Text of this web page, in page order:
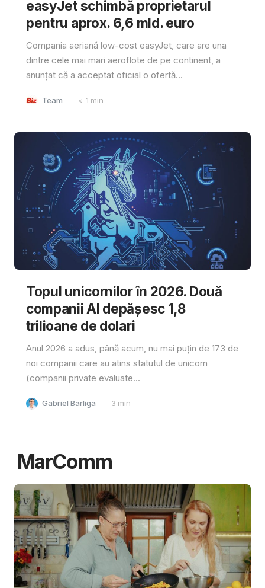
easyJet schimbă proprietarul
pentru aprox. 6,6 mld. euro
Compania aeriană low-cost easyJet, care are una
dintre cele mai mari aeroflote de pe continent, a
anunțat că a acceptat oficial o ofertă...
Team < 1 min
Topul unicornilor în 2026. Două
companii AI depășesc 1,8
trilioane de dolari
Anul 2026 a adus, până acum, nu mai puțin de 173 de
noi companii care au atins statutul de unicorn
(companii private evaluate...
Gabriel Barliga 3 min
MarComm